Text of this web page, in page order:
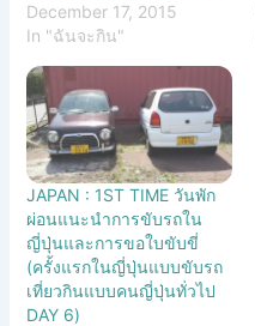
December 17, 2015
In "ฉันจะกิน"
JAPAN : 1ST TIME วันพัก
ผ่อนแนะนำการขับรถใน
ญี่ปุ่นและการขอใบขับขี่
(ครั้งแรกในญี่ปุ่นแบบขับรถ
เที่ยวกินแบบคนญี่ปุ่นทั่วไป
DAY 6)